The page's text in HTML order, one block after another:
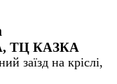
ТЦ КАЗКА
заїзд на кріслі,